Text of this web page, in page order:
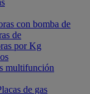
con bomba de
de
por Kg
multifunción
de gas